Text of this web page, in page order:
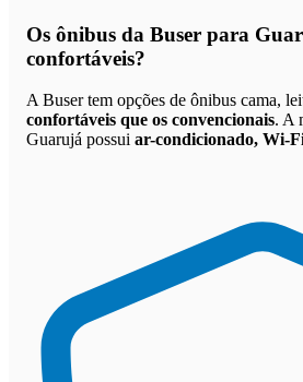
Os ônibus da Buser para
confortáveis?
A Buser tem opções de ônibus cama,
confortáveis que os convencionais. A
Guarujá possui ar-condicionado, Wi-